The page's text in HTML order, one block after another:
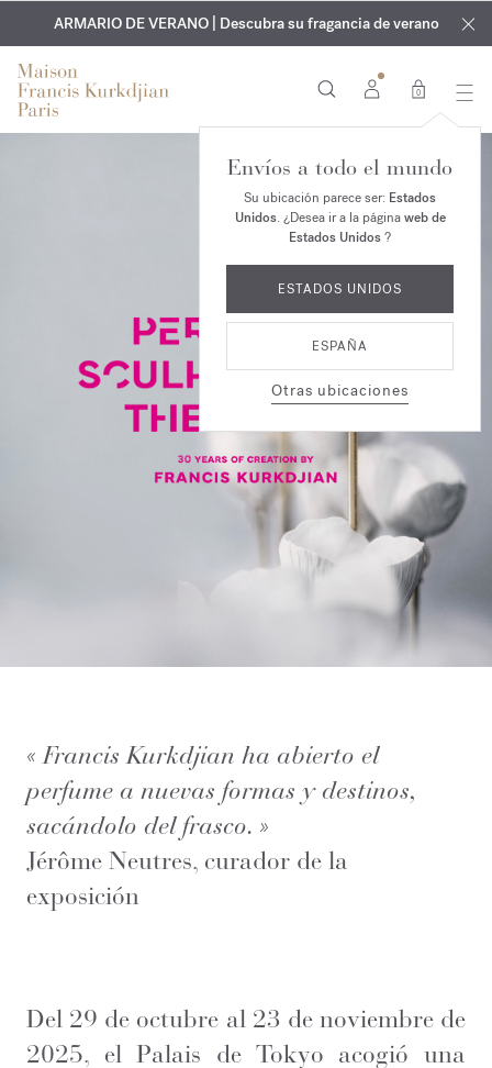
EXCLUSIVO | Descubra la nueva fragancia OUD
velvet mood
en su pedido*
GRABADO GRATUITO | En todas las fragancias y aceites
corporales hasta el 9 de agosto
ARMARIO DE VERANO | Descubra su fragancia de verano
0
Envíos a todo el mundo
Su ubicación parece ser: Estados
Unidos. ¿Desea ir a la páginaweb de
Estados Unidos?
ESTADOS UNIDOS
ESPAÑA
Otras ubicaciones
« Francis Kurkdjian ha abierto el
perfume a nuevas formas y destinos,
sacándolo del frasco. »
Jérôme Neutres, curador de la
exposición
Del 29 de octubre al 23 de noviembre de
2025, el Palais de Tokyo acogió una